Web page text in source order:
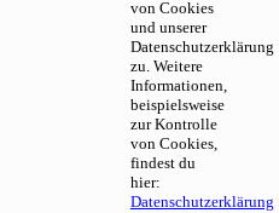
von Cookies
und unserer
Datenschutzerklärung
zu. Weitere
Informationen,
beispielsweise
zur Kontrolle
von Cookies,
findest du
hier:
Datenschutzerklärung